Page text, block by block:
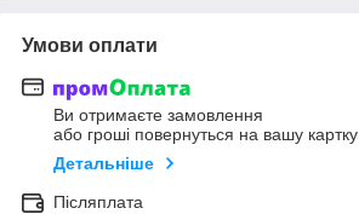
Умови оплати
Ви отримаєте замовлення
або гроші повернуться на вашу картку
Детальніше
Післяплата